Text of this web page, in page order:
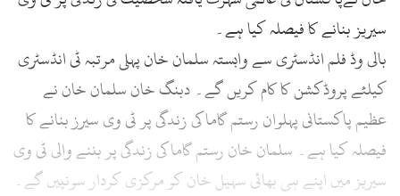
سیریز بنانے کا فیصلہ کیا ہے۔
بالی وڈ فلم انڈسٹری سے وابستہ سلمان خان پہلی مرتبہ ٹی انڈسٹری
کیلئے پروڈکشن کا کام کریں گے۔ دبنگ خان سلمان خان نے
عظیم پاکستانی پہلوان رستم گاما کی زندگی پر ٹی وی سیرز بنانے کا
فیصلہ کیا ہے۔ سلمان خان رستم گاما کی زندگی پر بننے والی ٹی وی
سیریز میں اپنے ہی بھائی سہیل خان کو مرکزی کردار سونپیں گے۔